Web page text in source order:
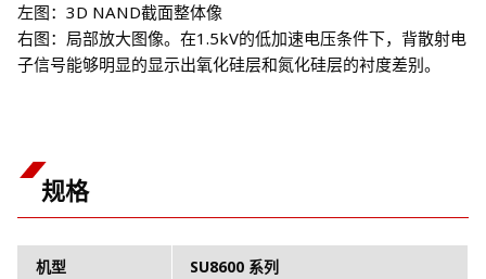
左图：3D NAND截面整体像
右图：局部放大图像。在1.5kV的低加速电压条件下，背散射电
子信号能够明显的显示出氧化硅层和氮化硅层的衬度差别。
规格
机型 SU8600 系列